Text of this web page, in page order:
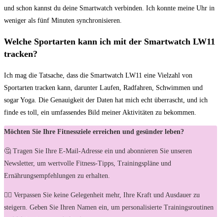
und schon kannst du deine Smartwatch verbinden. Ich konnte meine Uhr in
‌weniger als fünf Minuten synchronisieren.
Welche ⁢Sportarten kann ich mit der Smartwatch​ LW11
tracken?
Ich ⁣mag die Tatsache, dass die⁤ Smartwatch LW11 eine​ Vielzahl von ​
Sportarten tracken ‌kann, darunter Laufen, Radfahren, Schwimmen und
sogar Yoga. Die Genauigkeit⁢ der Daten hat⁤ mich‌ echt überrascht, ​und⁣ ich
finde es‍ toll, ein umfassendes Bild meiner Aktivitäten zu bekommen.
Möchten Sie Ihre Fitnessziele erreichen und gesünder leben?
🤔 Tragen Sie Ihre E-Mail-Adresse ein und abonnieren Sie unseren
Newsletter, um wertvolle Fitness-Tipps, Trainingspläne und
Ernährungsempfehlungen zu erhalten.
🏋️‍♀️ Verpassen Sie keine Gelegenheit mehr, Ihre Kraft und Ausdauer zu
steigern. Geben Sie Ihren Namen ein, um personalisierte Trainingsroutinen